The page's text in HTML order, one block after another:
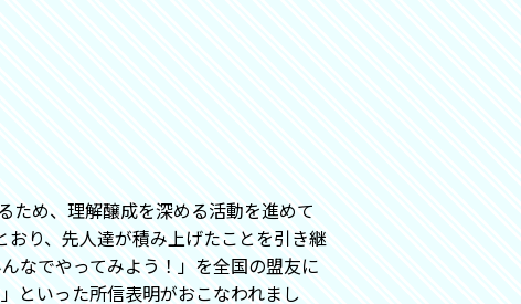
ため、理解醸成を深める活動を進めて
り、先人達が積み上げたことを引き継
なでやってみよう！」を全国の盟友に
といった所信表明がおこなわれまし